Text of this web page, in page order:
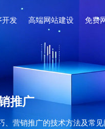
开发 高端网站建设 免费
推广
、营销推广的技术方法及常见